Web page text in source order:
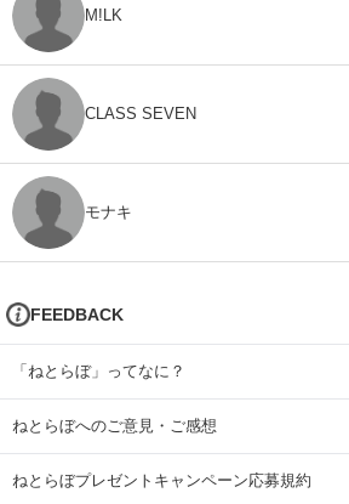
M!LK
CLASS SEVEN
モナキ
FEEDBACK
「ねとらぼ」ってなに？
ねとらぼへのご意見・ご感想
ねとらぼプレゼントキャンペーン応募規約